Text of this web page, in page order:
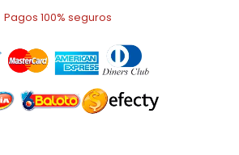
Pagos 100% seguros